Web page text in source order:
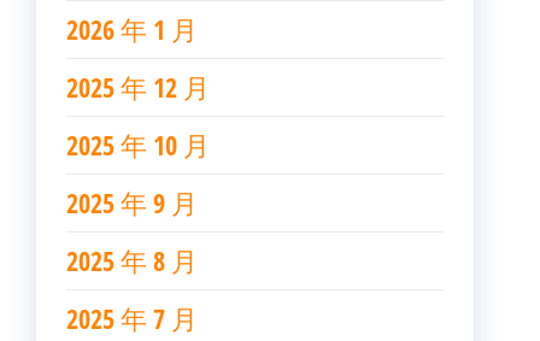
2026 年 1 月
2025 年 12 月
2025 年 10 月
2025 年 9 月
2025 年 8 月
2025 年 7 月